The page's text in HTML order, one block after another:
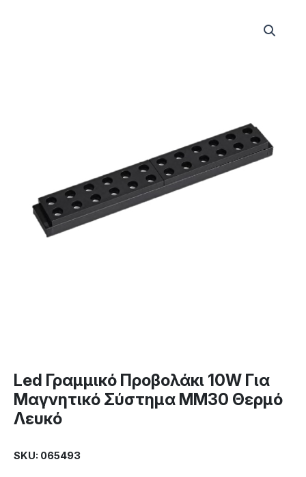
Led Γραμμικό Προβολάκι 10W Για
Μαγνητικό Σύστημα MM30 Θερμό
Λευκό
SKU: 065493